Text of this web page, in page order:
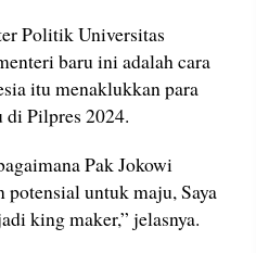
Politik Universitas
baru ini adalah cara
itu menaklukkan para
di Pilpres 2024.
Pak Jokowi
untuk maju, Saya
king maker,” jelasnya.